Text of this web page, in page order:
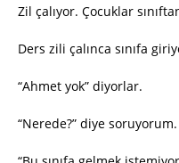
Zil çalıyor. Çocuklar
Ders zili çalınca sınıfa
“Ahmet yok” diyorlar.
“Nerede?” diye soruyorum.